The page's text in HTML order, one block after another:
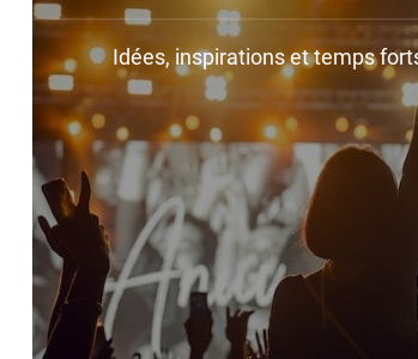
Idées, inspirations et temps